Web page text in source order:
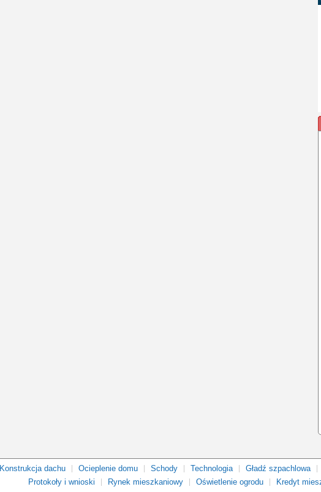
Konstrukcja dachu Ocieplenie domu Schody Technologia Gładź szpachlowa
Protokoły i wnioski
Rynek mieszkaniowy Oświetlenie ogrodu Kredyt